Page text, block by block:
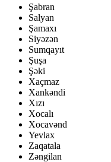
Şabran
Salyan
Şamaxı
Siyəzən
Sumqayıt
Şuşa
Şəki
Xaçmaz
Xankəndi
Xızı
Xocalı
Xocavənd
Yevlax
Zaqatala
Zəngilan